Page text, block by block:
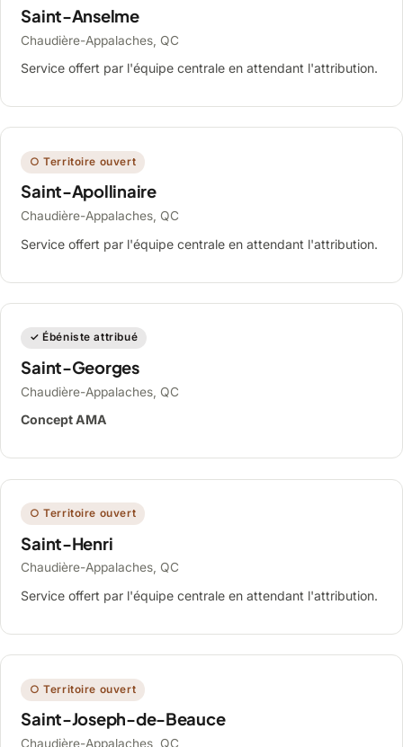
Saint-Anselme
Chaudière-Appalaches, QC
Service offert par l'équipe centrale en attendant l'attribution.
○ Territoire ouvert
Saint-Apollinaire
Chaudière-Appalaches, QC
Service offert par l'équipe centrale en attendant l'attribution.
✓ Ébéniste attribué
Saint-Georges
Chaudière-Appalaches, QC
Concept AMA
○ Territoire ouvert
Saint-Henri
Chaudière-Appalaches, QC
Service offert par l'équipe centrale en attendant l'attribution.
○ Territoire ouvert
Saint-Joseph-de-Beauce
Chaudière-Appalaches, QC